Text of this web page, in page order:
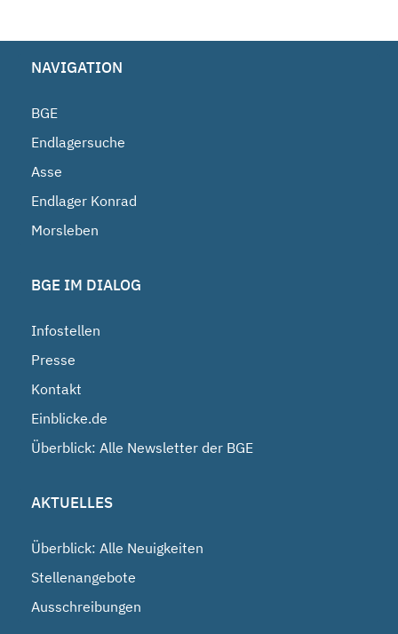
NAVIGATION
BGE
Endlagersuche
Asse
Endlager Konrad
Morsleben
BGE IM DIALOG
Infostellen
Presse
Kontakt
Einblicke.de
Überblick: Alle Newsletter der BGE
AKTUELLES
Überblick: Alle Neuigkeiten
Stellenangebote
Ausschreibungen